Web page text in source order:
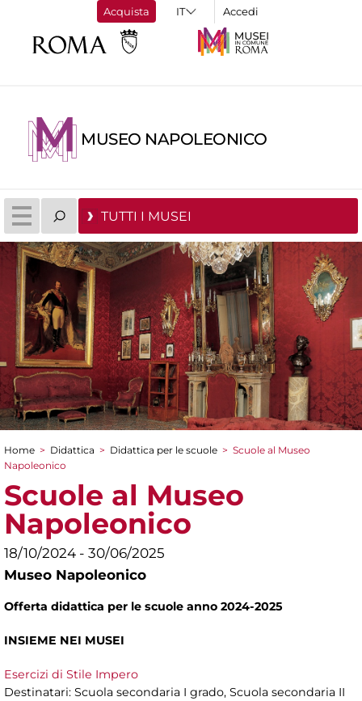
Acquista Accedi
MUSEO NAPOLEONICO
TUTTI I MUSEI
Tu sei qui
Home > Didattica > Didattica per le scuole > Scuole al Museo
Napoleonico
Scuole al Museo
Napoleonico
18/10/2024 - 30/06/2025
Museo Napoleonico
Offerta didattica per le scuole anno 2024-2025
INSIEME NEI MUSEI
Esercizi di Stile Impero
Destinatari: Scuola secondaria I grado, Scuola secondaria II